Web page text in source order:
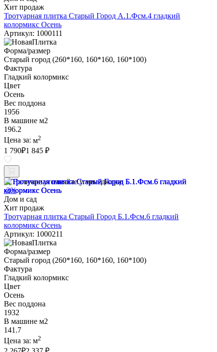
Хит продаж
Тротуарная плитка Старый Город А.1.Фсм.4 гладкий
колормикс Осень
Артикул: 1000111
Форма/размер
Старый город (260*160, 160*160, 160*100)
Фактура
Гладкий колормикс
Цвет
Осень
Вес поддона
1956
В машине м2
196.2
Цена за: м2
1 790₽1 845 ₽
Наличие уточняйте у менеджера
-3%
Дом и сад
Хит продаж
Тротуарная плитка Старый Город Б.1.Фсм.6 гладкий
колормикс Осень
Артикул: 1000211
Форма/размер
Старый город (260*160, 160*160, 160*100)
Фактура
Гладкий колормикс
Цвет
Осень
Вес поддона
1932
В машине м2
141.7
Цена за: м2